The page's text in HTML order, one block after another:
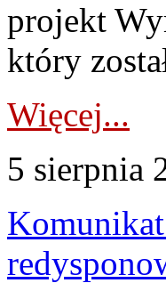
projekt
który
Więcej...
5 sierpnia